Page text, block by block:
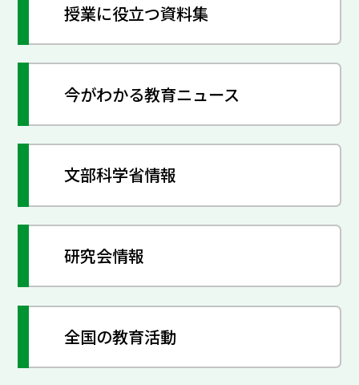
授業に役立つ資料集
今がわかる教育ニュース
文部科学省情報
研究会情報
全国の教育活動